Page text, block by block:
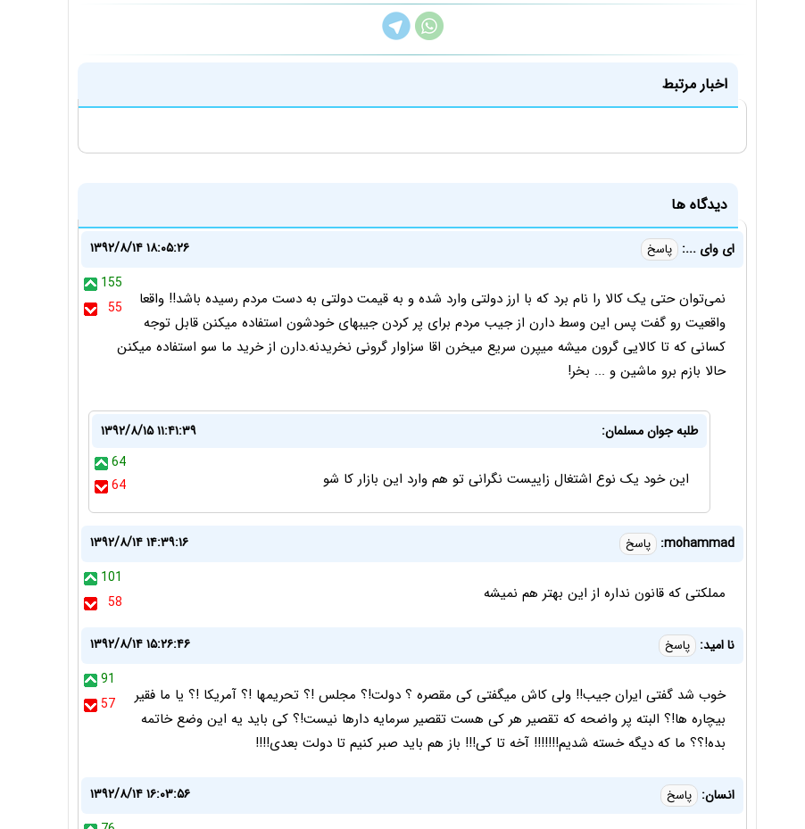
اخبار مرتبط
دیدگاه ها
ای وای ...: پاسخ
۱۳۹۲/۸/۱۴ ۱۸:۰۵:۲۶
155
55
نمی‌توان حتی یک کالا را نام برد که با ارز دولتی وارد شده ‌و به قیمت دولتی به دست مردم رسیده باشد!! واقعا
واقعیت رو گفت پس این وسط دارن از جیب مردم برای پر کردن جیبهای خودشون استفاده میکنن قابل توجه
کسانی که تا کالایی گرون میشه میپرن سریع میخرن اقا سزاوار گرونی نخریدنه.دارن از خرید ما سو استفاده میکنن
حالا بازم برو ماشین و ... بخر!
طلبه جوان مسلمان:
۱۳۹۲/۸/۱۵ ۱۱:۴۱:۳۹
64
64
این خود یک نوع اشتغال زاییست نگرانی تو هم وارد این بازار کا شو
mohammad: پاسخ
۱۳۹۲/۸/۱۴ ۱۴:۳۹:۱۶
101
58
مملکتی که قانون نداره از این بهتر هم نمیشه
نا امید: پاسخ
۱۳۹۲/۸/۱۴ ۱۵:۲۶:۴۶
91
57
خوب شد گفتی ایران جیب!! ولی کاش میگفتی کی مقصره ؟ دولت!؟ مجلس !؟ تحریمها !؟ آمریکا !؟ یا ما فقیر
بیچاره ها!؟ البته پر واضحه که تقصیر هر کی هست تقصیر سرمایه دارها نیست!؟ کی باید یه این وضع خاتمه
بده!؟؟ ما که دیگه خسته شدیم!!!!!!! آخه تا کی!!! باز هم باید صبر کنیم تا دولت بعدی!!!!
انسان: پاسخ
۱۳۹۲/۸/۱۴ ۱۶:۰۳:۵۶